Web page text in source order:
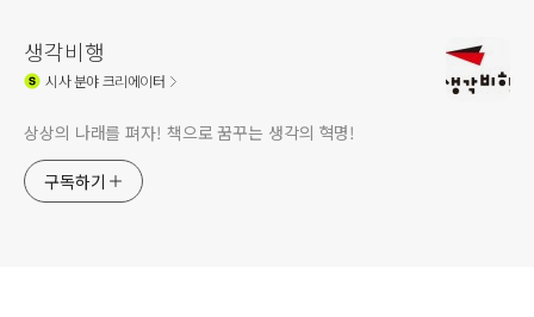
생각비행
시사분야 크리에이터
상상의 나래를 펴자! 책으로 꿈꾸는 생각의 혁명!
구독하기